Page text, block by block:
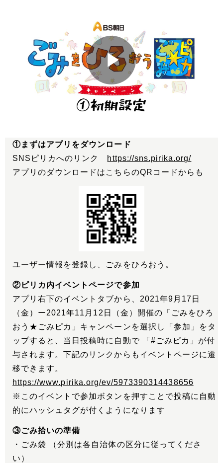
①まずはアプリをダウンロード
SNSピリカへのリンク https://sns.pirika.org/
アプリのダウンロードはこちらのQRコードからも
ユーザー情報を登録し、ごみをひろおう。
②ピリカ内イベントページで参加
アプリ右下のイベントタブから、2021年9月17日
（金）ー2021年11月12日（金）開催の「ごみをひろ
おう★ごみピカ」キャンペーンを選択し「参加」をタ
ップすると、当日投稿時に自動で 「#ごみピカ」が付
与されます。下記のリンクからもイベントページに遷
移できます。
https://www.pirika.org/ev/5973390314438656
※このイベントで参加ボタンを押すことで投稿に自動
的にハッシュタグが付くようになります
③ごみ拾いの準備
・ごみ袋 （分別は各自治体の区分に従ってくださ
い）